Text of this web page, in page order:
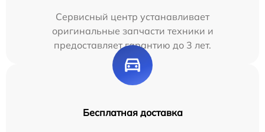
Сервисный центр устанавливает
оригинальные запчасти техники и
предоставляет гарантию до 3 лет.
Бесплатная доставка